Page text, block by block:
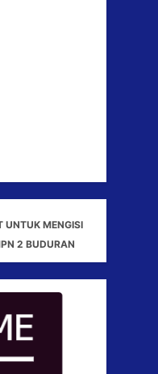
UNTUK MENGISI
2 BUDURAN